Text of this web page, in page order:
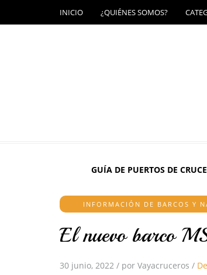
INICIO ¿QUIÉNES SOMOS?
GUÍA DE PUERTOS DE
INFORMACIÓN DE BARCOS Y
El nuevo barco
30 junio, 2022 / por Vayacruceros /